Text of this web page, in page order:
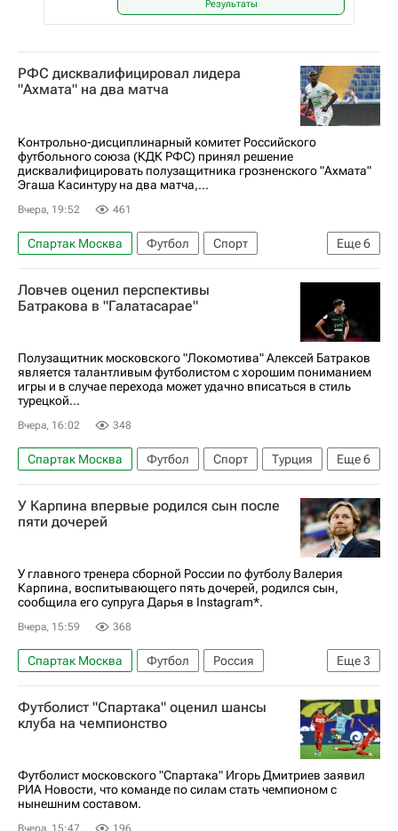
Результаты
РФС дисквалифицировал лидера
"Ахмата" на два матча
Контрольно-дисциплинарный комитет Российского
футбольного союза (КДК РФС) принял решение
дисквалифицировать полузащитника грозненского "Ахмата"
Эгаша Касинтуру на два матча,...
Вчера, 19:52 461
Еще6
Спартак Москва Футбол
Спорт
Российский футбольный союз (РФС)
Эгаш Касинтура
Ахмат
Роман Зобнин
Факел
Ловчев оценил перспективы
Батракова в "Галатасарае"
Полузащитник московского "Локомотива" Алексей Батраков
является талантливым футболистом с хорошим пониманием
игры и в случае перехода может удачно вписаться в стиль
турецкой...
Вчера, 16:02 348
Еще6
Спартак Москва Футбол Спорт
Турция
СССР
Россия
Евгений Ловчев
Алексей Батраков
Локомотив (Москва)
У Карпина впервые родился сын после
пяти дочерей
У главного тренера сборной России по футболу Валерия
Карпина, воспитывающего пять дочерей, родился сын,
сообщила его супруга Дарья в Instagram*.
Вчера, 15:59 368
Еще3
Спартак Москва Футбол
Россия
Валерий Карпин
Динамо Москва Ростов
Футболист "Спартака" оценил шансы
клуба на чемпионство
Футболист московского "Спартака" Игорь Дмитриев заявил
РИА Новости, что команде по силам стать чемпионом с
нынешним составом.
Вчера, 15:47 196